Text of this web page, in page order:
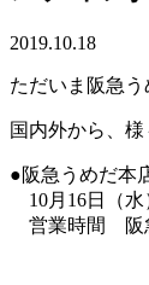
2019.10.18
ただいま阪急う
国内外から、
●阪急うめだ本
10月16日（水
営業時間 阪